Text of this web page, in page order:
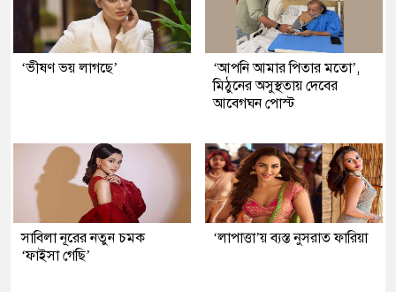
‘ভীষণ ভয় লাগছে’
‘আপনি আমার পিতার মতো’,
মিঠুনের অসুস্থতায় দেবের
আবেগঘন পোস্ট
সাবিলা নূরের নতুন চমক
‘ফাইসা গেছি’
‘লাপাত্তা’য় ব্যস্ত নুসরাত ফারিয়া